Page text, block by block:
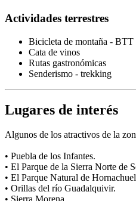
Actividades terrestres
Bicicleta de montaña - BTT
Cata de vinos
Rutas gastronómicas
Senderismo - trekking
Lugares de interés
Algunos de los atractivos de la
• Puebla de los Infantes.
• El Parque de la Sierra Norte de
• El Parque Natural de
• Orillas del río Guadalquivir.